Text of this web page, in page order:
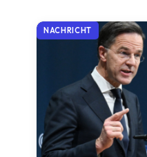
NACHRICHT